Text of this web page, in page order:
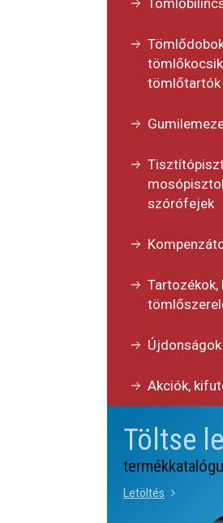
tömlőtartók
szórófejek
Tartozékok,
Újdonságok
Akciók,
Töltse le
Letöltés